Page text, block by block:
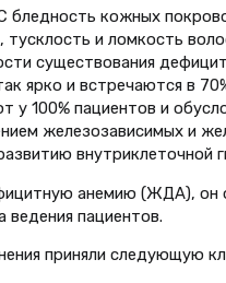
кожных
тусклость и ломкость
существования
и встречаются в
100% пациентов и
железозависимых и
внутриклеточной
анемию (ЖДА), он
ведения пациентов.
приняли следующую